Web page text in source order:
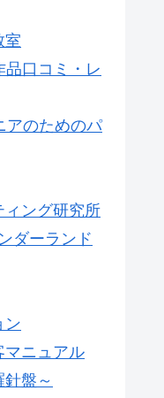
室
品口コミ・レ
アのためのパ
ィング研究所
ダーランド
ン
マニュアル
盤～